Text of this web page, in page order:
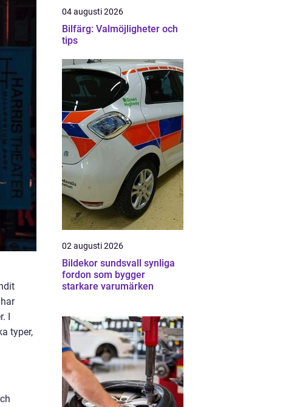
I
typer,
04 augusti 2026
Bilfärg: Valmöjligheter och
tips
02 augusti 2026
Bildekor sundsvall synliga
fordon som bygger
starkare varumärken